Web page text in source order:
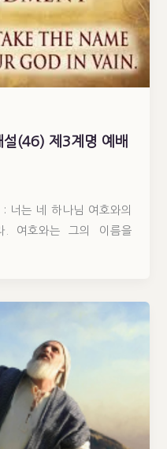
설(46) 제3계명 예배
는 네 하나님 여호와의
. 여호와는 그의 이름을